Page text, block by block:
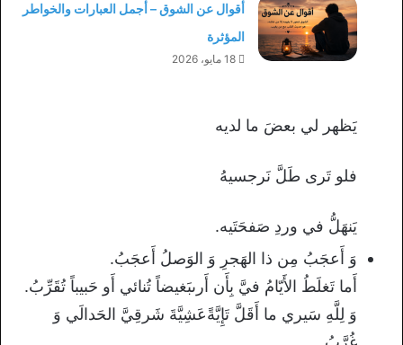
أقوال عن الشوق – أجمل العبارات والخواطر
المؤثرة
18 مايو، 2026
يَظهر لي بعضَ ما لديه
فلو تَرى طَلَّ نَرجسيهُ
يَنهَلُّ في وردِ صَفحَتَيه.
وَ أَعجَبُ مِن ذا الهَجرِ وَ الوَصلُ أَعجَبُ.
أَما تَغلَطُ الأَيّامُ فيَّ بِأَن أَرىبَغيضاً تُنائي أَو حَبيباً تُقَرِّبُ.
وَ لِلَّهِ سَيري ما أَقَلَّ تَإِيَّةًعَشِيَّةَ شَرقِيَّ الحَدالَي وَ